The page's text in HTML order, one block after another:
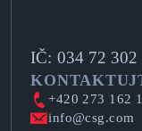
IČ: 034 72 302
+420 273 162
info@csg.com